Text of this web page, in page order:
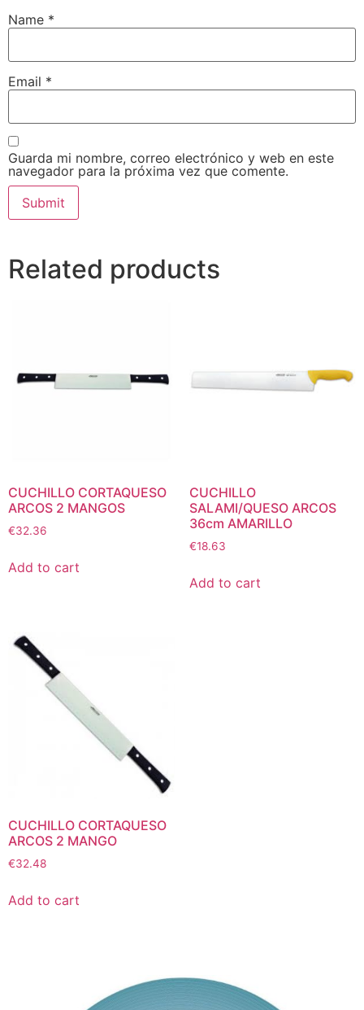
Name *
Email *
Guarda mi nombre, correo electrónico y web en este
navegador para la próxima vez que comente.
Related products
CUCHILLO CORTAQUESO
ARCOS 2 MANGOS
€32.36
Add to cart
CUCHILLO
SALAMI/QUESO ARCOS
36cm AMARILLO
€18.63
Add to cart
CUCHILLO CORTAQUESO
ARCOS 2 MANGO
€32.48
Add to cart